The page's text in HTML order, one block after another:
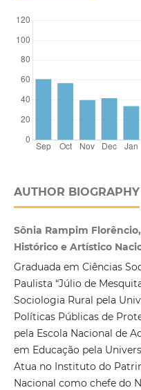
AUTHOR BIOGRAPHY
Sônia Rampim
Histórico e Artístico
Graduada em Ciências
Paulista “Júlio de
Sociologia Rural pela
Políticas Públicas de
pela Escola Nacional de
em Educação pela
Atua no Instituto do
Nacional como chefe do